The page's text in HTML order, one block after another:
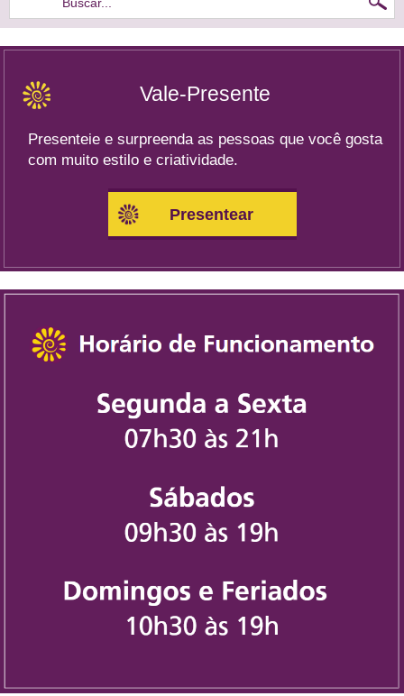
Buscar...
Vale-Presente
Presenteie e surpreenda as pessoas que você gosta
com muito estilo e criatividade.
Presentear